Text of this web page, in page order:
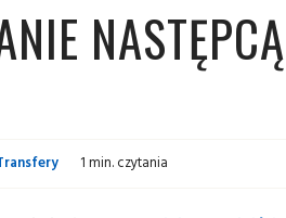
NASTĘPCĄ
1 min. czytania